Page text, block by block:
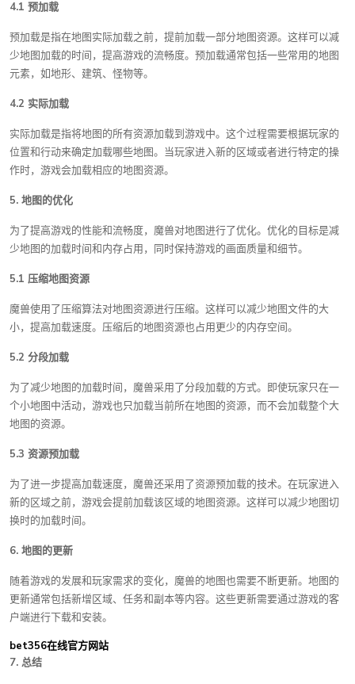
4.1 预加载
预加载是指在地图实际加载之前，提前加载一部分地图资源。这样可以减
少地图加载的时间，提高游戏的流畅度。预加载通常包括一些常用的地图
元素，如地形、建筑、怪物等。
4.2 实际加载
实际加载是指将地图的所有资源加载到游戏中。这个过程需要根据玩家的
位置和行动来确定加载哪些地图。当玩家进入新的区域或者进行特定的操
作时，游戏会加载相应的地图资源。
5. 地图的优化
为了提高游戏的性能和流畅度，魔兽对地图进行了优化。优化的目标是减
少地图的加载时间和内存占用，同时保持游戏的画面质量和细节。
5.1 压缩地图资源
魔兽使用了压缩算法对地图资源进行压缩。这样可以减少地图文件的大
小，提高加载速度。压缩后的地图资源也占用更少的内存空间。
5.2 分段加载
为了减少地图的加载时间，魔兽采用了分段加载的方式。即使玩家只在一
个小地图中活动，游戏也只加载当前所在地图的资源，而不会加载整个大
地图的资源。
5.3 资源预加载
为了进一步提高加载速度，魔兽还采用了资源预加载的技术。在玩家进入
新的区域之前，游戏会提前加载该区域的地图资源。这样可以减少地图切
换时的加载时间。
6. 地图的更新
随着游戏的发展和玩家需求的变化，魔兽的地图也需要不断更新。地图的
更新通常包括新增区域、任务和副本等内容。这些更新需要通过游戏的客
户端进行下载和安装。
bet356在线官方网站
7. 总结